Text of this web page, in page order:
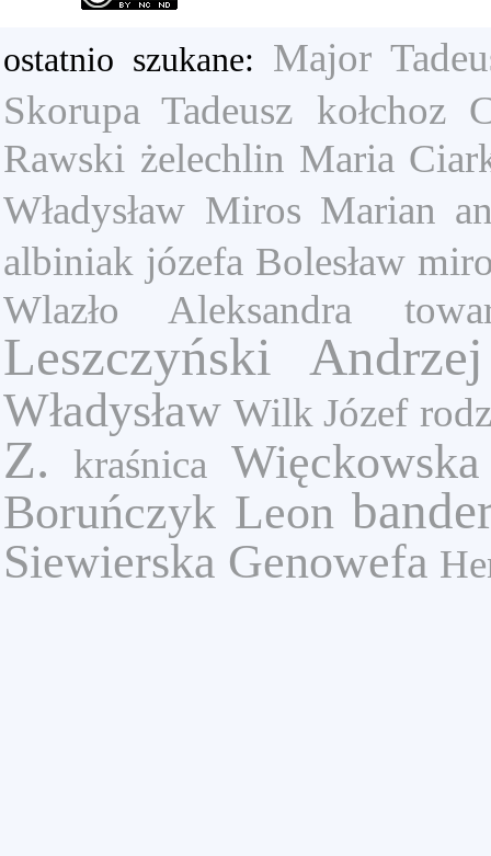
ostatnio szukane: Major
Skorupa Tadeusz kołchoz
Rawski żelechlin Maria
Władysław Miros Marian
albiniak józefa Bolesław
Wlazło Aleksandra
Leszczyński Andrzej
Władysław Wilk Józef
Z. kraśnica
Boruńczyk Leon
Siewierska Genowefa